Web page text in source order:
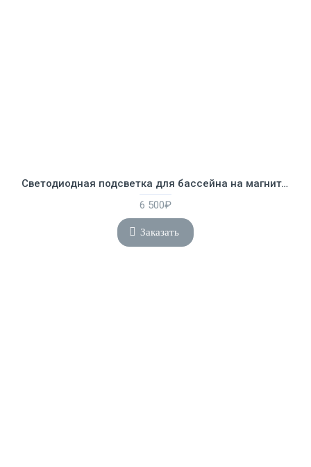
Светодиодная подсветка для бассейна на магните Intex 28698
6 500₽
Заказать